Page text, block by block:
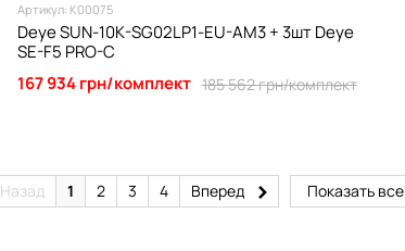
Артикул: К00075
Deye SUN-10K-SG02LP1-EU-AM3 + 3шт Deye
SE-F5 PRO-C
185 562 грн/комплект
167 934 грн/комплект
Назад 1 2 3 4 Вперед Показать все